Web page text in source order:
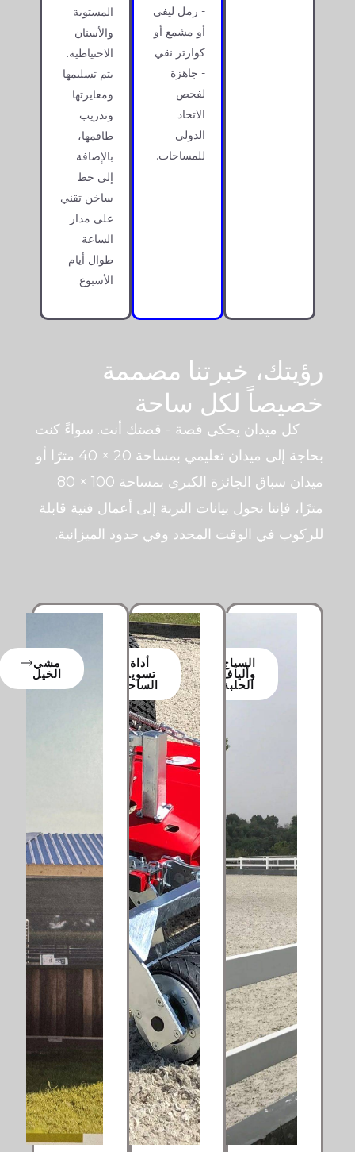
- رمل ليفي
أو مشمع أو
كوارتز نقي
- جاهزة
لفحص
الاتحاد
الدولي
للمساحات.
المستوية
والأسنان
الاحتياطية.
يتم تسليمها
ومعايرتها
وتدريب
طاقمها،
بالإضافة
إلى خط
ساخن تقني
على مدار
الساعة
طوال أيام
الأسبوع.
رؤيتك، خبرتنا مصممة
خصيصاً لكل ساحة
كل ميدان يحكي قصة - قصتك أنت. سواءً كنت
بحاجة إلى ميدان تعليمي بمساحة 20 × 40 مترًا أو
ميدان سباق الجائزة الكبرى بمساحة 100 × 80
مترًا، فإننا نحول بيانات التربة إلى أعمال فنية قابلة
للركوب في الوقت المحدد وفي حدود الميزانية.
السياج
وألياف
الحلبة
أداة
تسوية
الساحة
مشي
الخيل